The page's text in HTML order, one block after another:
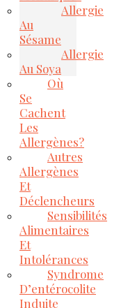
Allergie
Au
Sésame
Allergie
Au Soya
Où
Se
Cachent
Les
Allergènes?
Autres
Allergènes
Et
Déclencheurs
Sensibilités
Alimentaires
Et
Intolérances
Syndrome
D’entérocolite
Induite